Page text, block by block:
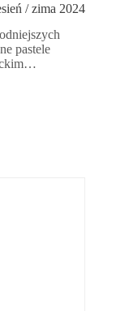
/ zima 2024
pastele